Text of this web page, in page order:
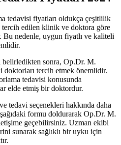
tedavisi fiyatları oldukça çeşitlilik
edilen klinik ve doktora göre
nedenle, uygun fiyatlı ve kaliteli
sonra, Op.Dr. M.
tercih etmek önemlidir.
tedavisi konusunda
elde etmiş bir doktordur.
tedavi seçenekleri hakkında daha
formu doldurarak Op.Dr. M.
geçebilirsiniz. Uzman ekibi
sunarak sağlıklı bir uyku için